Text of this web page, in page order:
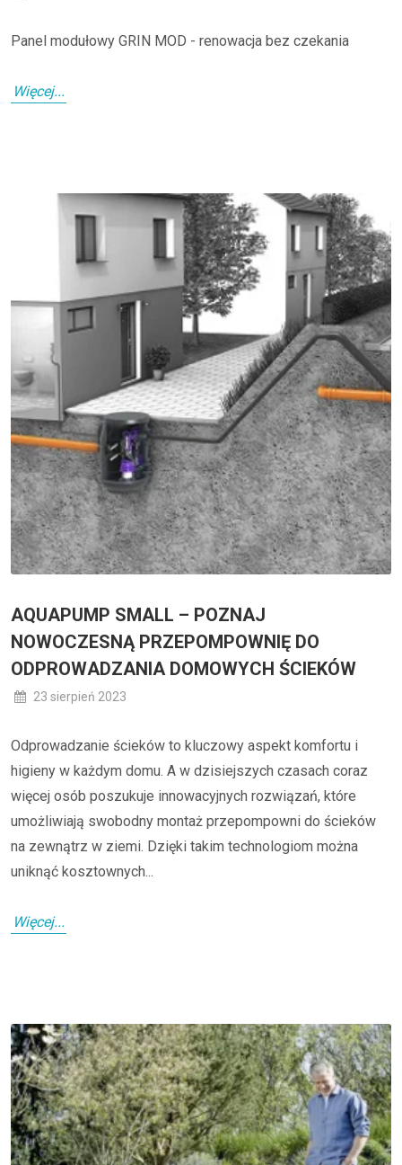
Panel modułowy GRIN MOD - renowacja bez czekania
Więcej...
AQUAPUMP SMALL – POZNAJ
NOWOCZESNĄ PRZEPOMPOWNIĘ DO
ODPROWADZANIA DOMOWYCH ŚCIEKÓW
23 sierpień 2023
Odprowadzanie ścieków to kluczowy aspekt komfortu i
higieny w każdym domu. A w dzisiejszych czasach coraz
więcej osób poszukuje innowacyjnych rozwiązań, które
umożliwiają swobodny montaż przepompowni do ścieków
na zewnątrz w ziemi. Dzięki takim technologiom można
uniknąć kosztownych...
Więcej...